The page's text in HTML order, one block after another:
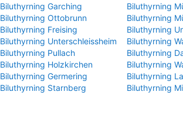
Biluthyrning Garching
Biluthyrning
Biluthyrning Ottobrunn
Biluthyrning
Biluthyrning Freising
Biluthyrning
Biluthyrning Unterschleissheim
Biluthyrning
Biluthyrning Pullach
Biluthyrning
Biluthyrning Holzkirchen
Biluthyrning
Biluthyrning Germering
Biluthyrning
Biluthyrning Starnberg
Biluthyrning